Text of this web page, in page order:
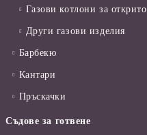
Газови котлони за открито
Други газови изделия
Барбекю
Кантари
Пръскачки
Съдове за готвене